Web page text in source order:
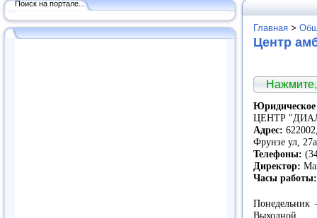
Поиск на портале...
Главная >
Центр
Юридическое
ЦЕНТР
Адрес:
Фрунзе ул,
Телефоны:
Директор:
Часы работы:
Понедельник
Выходной